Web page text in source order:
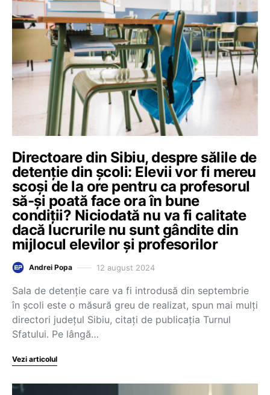
Directoare din Sibiu, despre sălile de
detenție din școli: Elevii vor fi mereu
scoși de la ore pentru ca profesorul
să-și poată face ora în bune
condiții? Niciodată nu va fi calitate
dacă lucrurile nu sunt gândite din
mijlocul elevilor și profesorilor
Andrei Popa 12 august 2024
Sala de detenție care va fi introdusă din septembrie
în școli este o măsură greu de realizat, spun mai mulți
directori județul Sibiu, citați de publicația Turnul
Sfatului. Pe lângă…
Vezi articolul